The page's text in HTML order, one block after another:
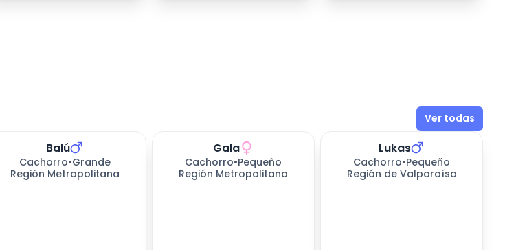
Ver todas
Balú
Cachorro•Grande
Región Metropolitana
Gala
Cachorro•Pequeño
Región Metropolitana
Lukas
Cachorro•Pequeño
Región de Valparaíso